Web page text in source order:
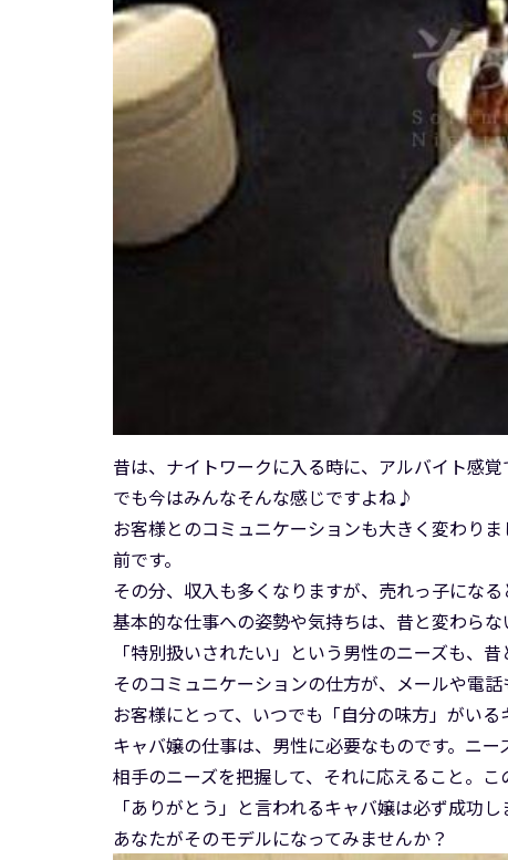
昔は、ナイトワークに入る時に、アルバイト感
でも今はみんなそんな感じですよね♪
お客様とのコミュニケーションも大きく変わり
前です。
その分、収入も多くなりますが、売れっ子にな
基本的な仕事への姿勢や気持ちは、昔と変わらな
「特別扱いされたい」という男性のニーズも、昔
そのコミュニケーションの仕方が、メールや電
お客様にとって、いつでも「自分の味方」がい
キャバ嬢の仕事は、男性に必要なものです。ニ
相手のニーズを把握して、それに応えること。こ
「ありがとう」と言われるキャバ嬢は必ず成功し
あなたがそのモデルになってみませんか？